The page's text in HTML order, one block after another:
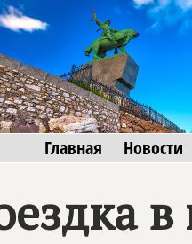
Главная Новости